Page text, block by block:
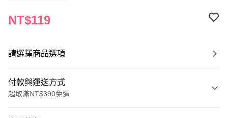
NT$119
請選擇商品選項
付款與運送方式
超取滿NT$390免運